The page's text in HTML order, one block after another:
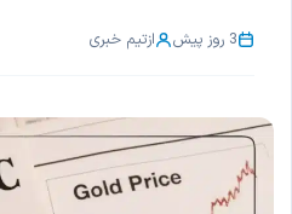
3 روز پیش ازتیم خبری